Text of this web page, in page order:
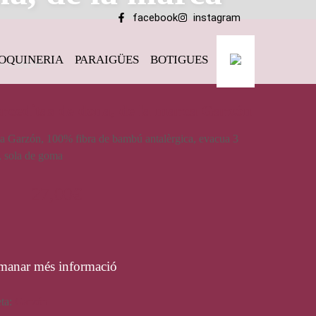
facebook instagram
PARAIGÜES BOTIGUES
Garzón
Garzón, 100% fibra de bambú antalèrgica, evacua 3
sola de goma
més informació